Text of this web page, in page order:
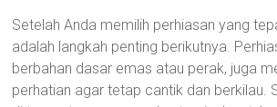
Setelah Anda memilih perhiasan yang
adalah langkah penting berikutnya.
berbahan dasar emas atau perak, juga
perhatian agar tetap cantik dan berkilau.